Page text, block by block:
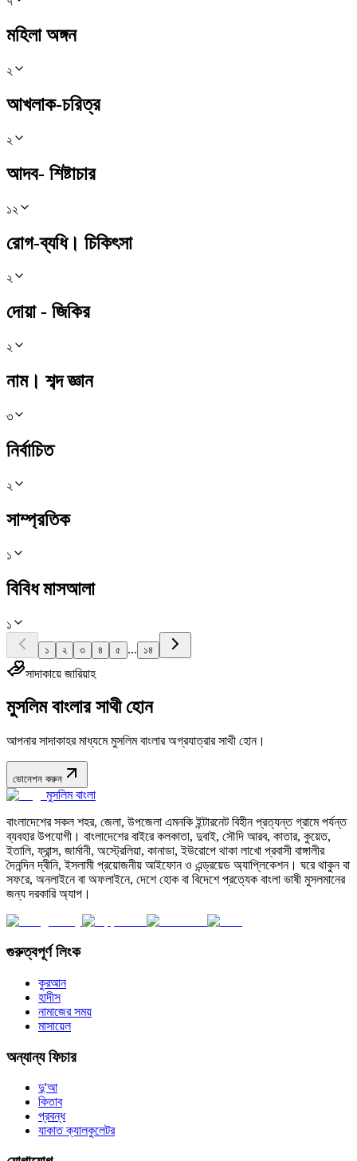
মহিলা অঙ্গন
২
আখলাক-চরিত্র
২
আদব- শিষ্টাচার
১২
রোগ-ব্যধি। চিকিৎসা
২
দোয়া - জিকির
২
নাম। শব্দ জ্ঞান
৩
নির্বাচিত
২
সাম্প্রতিক
১
বিবিধ মাসআলা
১
১ ২ ৩ ৪ ৫ ... ১৪
সাদাকায়ে জারিয়াহ
মুসলিম বাংলার সাথী হোন
আপনার সাদাকাহর মাধ্যমে মুসলিম বাংলার অগ্রযাত্রার সাথী হোন।
ডোনেশন করুন
মুসলিম বাংলা
বাংলাদেশের সকল শহর, জেলা, উপজেলা এমনকি ইন্টারনেট বিহীন প্রত্যন্ত গ্রামে পর্যন্ত
ব্যবহার উপযোগী। বাংলাদেশের বাইরে কলকাতা, দুবাই, সৌদি আরব, কাতার, কুয়েত,
ইতালি, ফ্রান্স, জার্মানী, অস্ট্রেলিয়া, কানাডা, ইউরোপে থাকা লাখো প্রবাসী বাঙ্গালীর
দৈনন্দিন দ্বীনি, ইসলামী প্রয়োজনীয় আইফোন ও এন্ড্রয়েড অ্যাপ্লিকেশন। ঘরে থাকুন বা
সফরে, অনলাইনে বা অফলাইনে, দেশে হোক বা বিদেশে প্রত্যেক বাংলা ভাষী মুসলমানের
জন্য দরকারি অ্যাপ।
গুরুত্বপূর্ণ লিংক
কুরআন
হাদীস
নামাজের সময়
মাসায়েল
অন্যান্য ফিচার
দু'আ
কিতাব
প্রবন্ধ
যাকাত ক্যালকুলেটর